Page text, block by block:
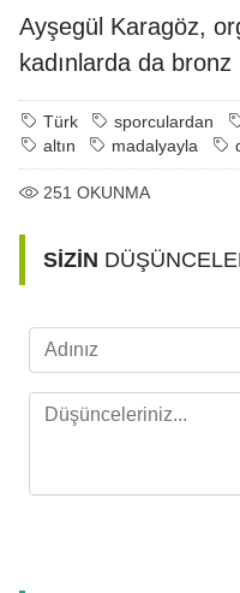
Ayşegül Karagöz,
kadınlarda da
Türk sporculardan
altın
madalyayla
251 OKUNMA
SİZİN